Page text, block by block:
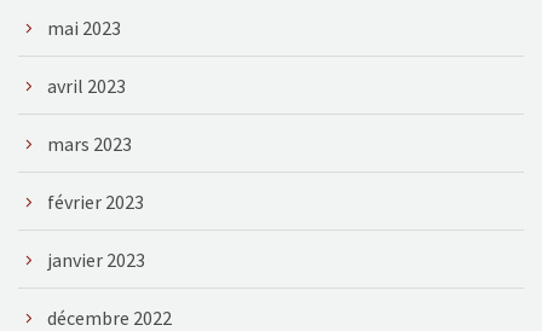
mai 2023
avril 2023
mars 2023
février 2023
janvier 2023
décembre 2022